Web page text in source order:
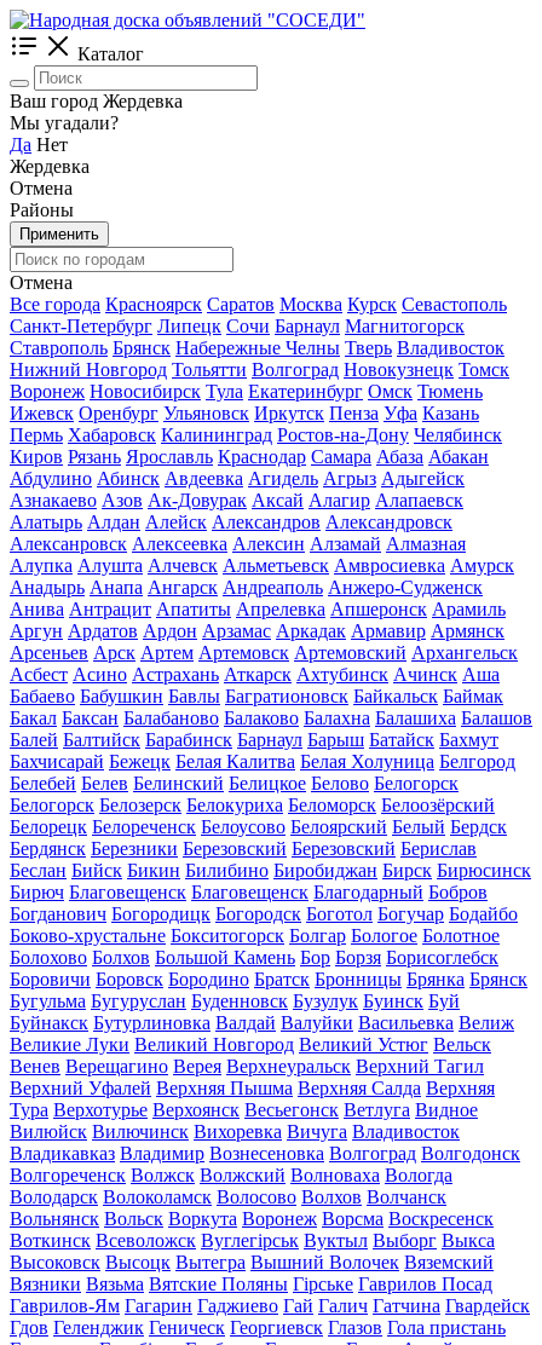
Каталог
Ваш город Жердевка
Мы угадали?
Да Нет
Жердевка
Отмена
Районы
Применить
Отмена
Все города Красноярск Саратов Москва Курск Севастополь
Санкт-Петербург Липецк Сочи Барнаул Магнитогорск
Ставрополь Брянск Набережные Челны Тверь Владивосток
Нижний Новгород Тольятти Волгоград Новокузнецк Томск
Воронеж Новосибирск Тула Екатеринбург Омск Тюмень
Ижевск Оренбург Ульяновск Иркутск Пенза Уфа Казань
Пермь Хабаровск Калининград Ростов-на-Дону Челябинск
Киров Рязань Ярославль Краснодар Самара Абаза Абакан
Абдулино Абинск Авдеевка Агидель Агрыз Адыгейск
Азнакаево Азов Ак-Довурак Аксай Алагир Алапаевск
Алатырь Алдан Алейск Александров Александровск
Алексанровск Алексеевка Алексин Алзамай Алмазная
Алупка Алушта Алчевск Альметьевск Амвросиевка Амурск
Анадырь Анапа Ангарск Андреаполь Анжеро-Судженск
Анива Антрацит Апатиты Апрелевка Апшеронск Арамиль
Аргун Ардатов Ардон Арзамас Аркадак Армавир Армянск
Арсеньев Арск Артем Артемовск Артемовский Архангельск
Асбест Асино Астрахань Аткарск Ахтубинск Ачинск Аша
Бабаево Бабушкин Бавлы Багратионовск Байкальск Баймак
Бакал Баксан Балабаново Балаково Балахна Балашиха Балашов
Балей Балтийск Барабинск Барнаул Барыш Батайск Бахмут
Бахчисарай Бежецк Белая Калитва Белая Холуница Белгород
Белебей Белев Белинский Белицкое Белово Белогорск
Белогорск Белозерск Белокуриха Беломорск Белоозёрский
Белорецк Белореченск Белоусово Белоярский Белый Бердск
Бердянск Березники Березовский Березовский Берислав
Беслан Бийск Бикин Билибино Биробиджан Бирск Бирюсинск
Бирюч Благовещенск Благовещенск Благодарный Бобров
Богданович Богородицк Богородск Боготол Богучар Бодайбо
Боково-хрустальне Бокситогорск Болгар Бологое Болотное
Болохово Болхов Большой Камень Бор Борзя Борисоглебск
Боровичи Боровск Бородино Братск Бронницы Брянка Брянск
Бугульма Бугуруслан Буденновск Бузулук Буинск Буй
Буйнакск Бутурлиновка Валдай Валуйки Васильевка Велиж
Великие Луки Великий Новгород Великий Устюг Вельск
Венев Верещагино Верея Верхнеуральск Верхний Тагил
Верхний Уфалей Верхняя Пышма Верхняя Салда Верхняя
Тура Верхотурье Верхоянск Весьегонск Ветлуга Видное
Вилюйск Вилючинск Вихоревка Вичуга Владивосток
Владикавказ Владимир Вознесеновка Волгоград Волгодонск
Волгореченск Волжск Волжский Волноваха Вологда
Володарск Волоколамск Волосово Волхов Волчанск
Вольнянск Вольск Воркута Воронеж Ворсма Воскресенск
Воткинск Всеволожск Вуглегірськ Вуктыл Выборг Выкса
Высоковск Высоцк Вытегра Вышний Волочек Вяземский
Вязники Вязьма Вятские Поляны Гірське Гаврилов Посад
Гаврилов-Ям Гагарин Гаджиево Гай Галич Гатчина Гвардейск
Гдов Геленджик Геническ Георгиевск Глазов Гола пристань